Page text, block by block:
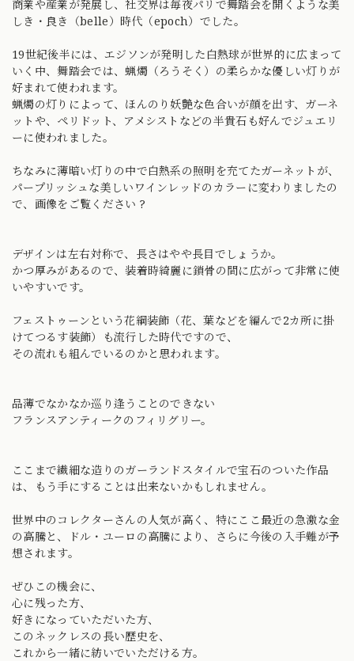
商業や産業が発展し、社交界は毎夜パリで舞踏会を開くような美
しき・良き（belle）時代（epoch）でした。
19世紀後半には、エジソンが発明した白熱球が世界的に広まって
いく中、舞踏会では、蝋燭（ろうそく）の柔らかな優しい灯りが
好まれて使われます。
蝋燭の灯りによって、ほんのり妖艶な色合いが顔を出す、ガーネ
ットや、ペリドット、アメシストなどの半貴石も好んでジュエリ
ーに使われました。
ちなみに薄暗い灯りの中で白熱系の照明を充てたガーネットが、
パープリッシュな美しいワインレッドのカラーに変わりましたの
で、画像をご覧ください ?
デザインは左右対称で、長さはやや長目でしょうか。
かつ厚みがあるので、装着時綺麗に鎖骨の間に広がって非常に使
いやすいです。
フェストゥーンという花綱装飾（花、葉などを編んで2カ所に掛
けてつるす装飾）も流行した時代ですので、
その流れも組んでいるのかと思われます。
品薄でなかなか巡り逢うことのできない
フランスアンティークのフィリグリー。
ここまで繊細な造りのガーランドスタイルで宝石のついた作品
は、もう手にすることは出来ないかもしれません。
世界中のコレクターさんの人気が高く、特にここ最近の急激な金
の高騰と、ドル・ユーロの高騰により、さらに今後の入手難が予
想されます。
ぜひこの機会に、
心に残った方、
好きになっていただいた方、
このネックレスの長い歴史を、
これから一緒に紡いでいただける方。